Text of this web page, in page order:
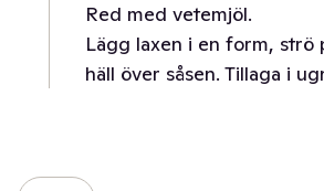
Red med vetemjöl.
Lägg laxen i en form, strö
häll över såsen. Tillaga i